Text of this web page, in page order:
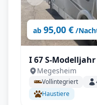
ab 95,00 € /
I 67 S-
Dachklima, SAT
Megesheim
Vollintegriert
Haustiere